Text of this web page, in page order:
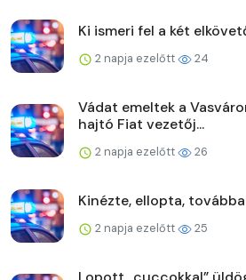
Ki ismeri fel a két
2 napja ezelőtt 24
Vádat emeltek a
hajtó Fiat vezetőj...
2 napja ezelőtt 26
Kinézte, ellopta,
2 napja ezelőtt 25